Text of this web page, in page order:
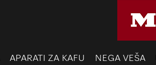
APARATI ZA KAFU NEGA VEŠA